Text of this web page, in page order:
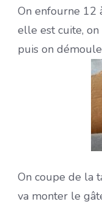
On enfourne 12
elle est cuite,
puis on
On coupe de la
va monter le